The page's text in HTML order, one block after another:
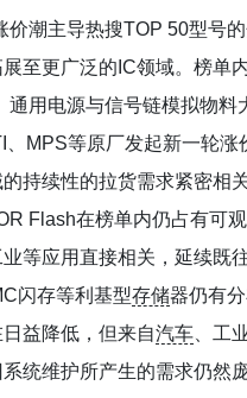
价潮主导热搜TOP 50型号
至更广泛的IC领域。榜单
用电源与信号链模拟物料
MPS等原厂发起新一轮涨
持续性的拉货需求紧密相
Flash在榜单内仍占有可
业等应用直接相关，延续既
闪存等利基型存储器仍有
益降低，但来自汽车 、工
统维护所产生的需求仍然